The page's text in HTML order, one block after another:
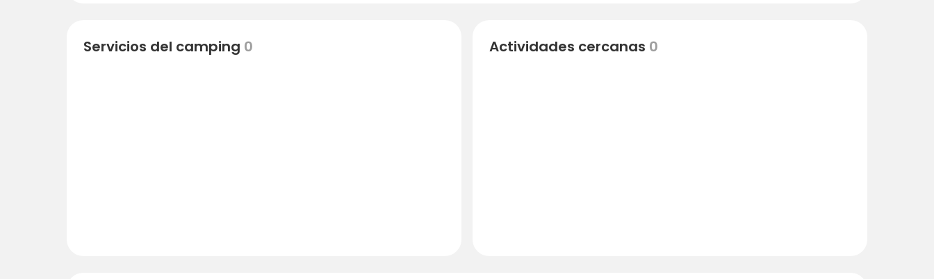
Para aventuras más en el interior, las rutas locales a pie o en bicicleta por tranquilos caminos rurales ofrecen formas tranquilas de
explorar el paisaje montañoso de los alrededores de Norbello. El "Activity Point" (mostrador de conserjería) del camping puede organizar
Servicios del camping 0 Actividades cercanas 0